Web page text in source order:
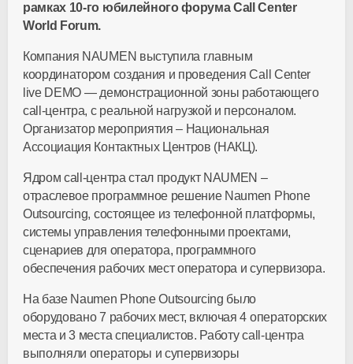
рамках 10-го юбилейного форума Call Center
World Forum.
Компания NAUMEN выступила главным
координатором создания и проведения Call Center
live DEMO — демонстрационной зоны работающего
call-центра, с реальной нагрузкой и персоналом.
Организатор мероприятия – Национальная
Ассоциация Контактных Центров (НАКЦ).
Ядром call-центра стал продукт NAUMEN –
отраслевое программное решение Naumen Phone
Outsourcing, состоящее из телефонной платформы,
системы управления телефонными проектами,
сценариев для оператора, программного
обеспечения рабочих мест оператора и супервизора.
На базе Naumen Phone Outsourcing было
оборудовано 7 рабочих мест, включая 4 операторских
места и 3 места специалистов. Работу call-центра
выполняли операторы и супервизоры